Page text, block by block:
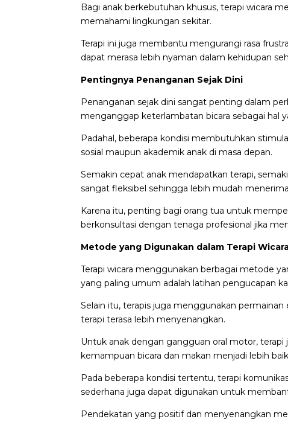
Bagi anak berkebutuhan khusus, terapi wicara
memahami lingkungan sekitar.
Terapi ini juga membantu mengurangi rasa
dapat merasa lebih nyaman dalam kehidupan
Pentingnya Penanganan Sejak Dini
Penanganan sejak dini sangat penting dalam
menganggap keterlambatan bicara sebagai hal
Padahal, beberapa kondisi membutuhkan
sosial maupun akademik anak di masa depan.
Semakin cepat anak mendapatkan terapi,
sangat fleksibel sehingga lebih mudah
Karena itu, penting bagi orang tua untuk
berkonsultasi dengan tenaga profesional jika
Metode yang Digunakan dalam Terapi
Terapi wicara menggunakan berbagai metode
yang paling umum adalah latihan pengucapan
Selain itu, terapis juga menggunakan
terapi terasa lebih menyenangkan.
Untuk anak dengan gangguan oral motor,
kemampuan bicara dan makan menjadi lebih
Pada beberapa kondisi tertentu, terapi
sederhana juga dapat digunakan untuk
Pendekatan yang positif dan menyenangkan